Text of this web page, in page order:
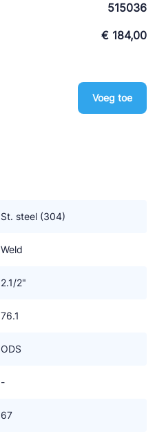
515036
€ 184,00
Voeg toe
St. steel (304)
Weld
2.1/2"
76.1
ODS
-
67